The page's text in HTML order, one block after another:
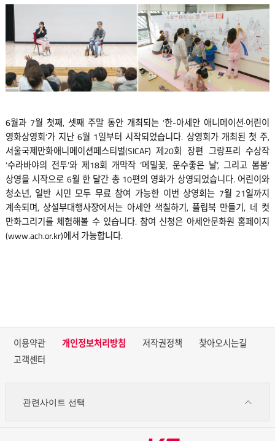
6월과 7월 첫째, 셋째 주말 동안 개최되는 ‘한-아세안 애니메이션·어린이
영화상영회’가 지난 6월 1일부터 시작되었습니다. 상영회가 개최된 첫 주,
서울국제만화애니메이션페스티벌(SICAF) 제20회 장편 그랑프리 수상작
‘수라바야의 전투’와 제18회 개막작 ‘메밀꽃, 운수좋은 날’, 그리고 봄봄’
상영을 시작으로 6월 한 달간 총 10편의 영화가 상영되었습니다. 어린이와
청소년, 일반 시민 모두 무료 참여 가능한 이번 상영회는 7월 21일까지
계속되며, 상설부대행사장에서는 아세안 색칠하기, 플립북 만들기, 네 컷
만화그리기를 체험해볼 수 있습니다. 참여 신청은 아세안문화원 홈페이지
(www.ach.or.kr)에서 가능합니다.
이용약관 개인정보처리방침 저작권정책
찾아오시는길
고객센터
관련사이트 선택